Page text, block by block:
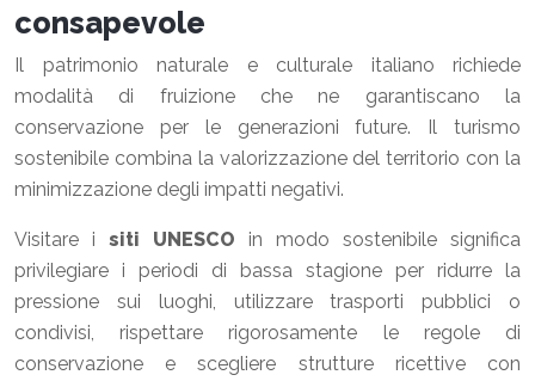
consapevole
Il patrimonio naturale e culturale italiano richiede
modalità di fruizione che ne garantiscano la
conservazione per le generazioni future. Il turismo
sostenibile combina la valorizzazione del territorio con la
minimizzazione degli impatti negativi.
Visitare i siti UNESCO in modo sostenibile significa
privilegiare i periodi di bassa stagione per ridurre la
pressione sui luoghi, utilizzare trasporti pubblici o
condivisi, rispettare rigorosamente le regole di
conservazione e scegliere strutture ricettive con